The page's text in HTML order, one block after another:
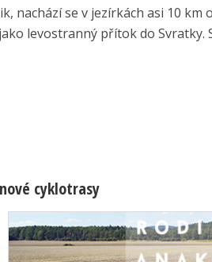
nachází se v jezírkách asi 10 km
levostranný přítok do Svratky.
cyklotrasy